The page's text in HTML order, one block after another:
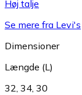
Høj talje
Se mere fra Levi's
Dimensioner
Længde (L)
32, 34, 30